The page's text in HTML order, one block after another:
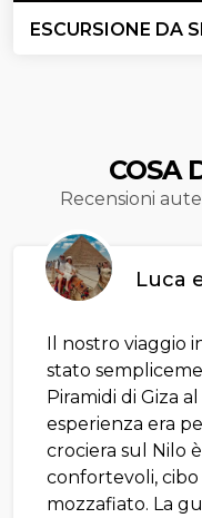
ESCURSIONE DA
COSA
Recensioni
Luca
Il nostro viaggio
stato
Piramidi di Giza
esperienza era
crociera sul Nilo
confortevoli,
mozzafiato. La